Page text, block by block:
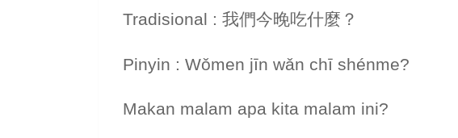
Tradisional : 我們今晚吃什麼？
Pinyin : Wǒmen jīn wǎn chī shénme?
Makan malam apa kita malam ini?